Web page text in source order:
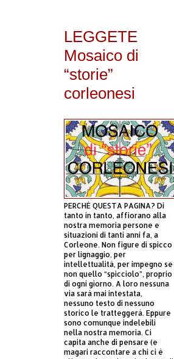
LEGGETE
Mosaico di
“storie”
corleonesi
PERCHÈ QUESTA PAGINA? Di
tanto in tanto, affiorano alla
nostra memoria persone e
situazioni di tanti anni fa, a
Corleone. Non figure di spicco
per lignaggio, per
intellettualità, per impegno se
non quello “spicciolo”, proprio
di ogni giorno. A loro nessuna
via sarà mai intestata,
nessuno testo di nessuno
storico le tratteggerà. Eppure
sono comunque indelebili
nella nostra memoria. Ci
capita anche di pensare (e
magari raccontare a chi ci è